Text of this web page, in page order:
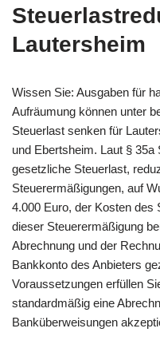
Lautersheim
Wissen Sie: Ausgaben für
Aufräumung können unter
Steuerlast senken für
und Ebertsheim. Laut § 35a
gesetzliche Steuerlast,
Steuerermäßigungen, auf
4.000 Euro, der Kosten des
dieser Steuerermäßigung
Abrechnung und der
Bankkonto des Anbieters
Voraussetzungen erfüllen
standardmäßig eine
Banküberweisungen